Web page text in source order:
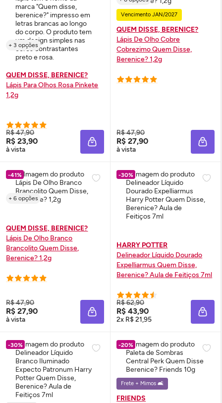
+ 3 opções
QUEM DISSE, BERENICE?
Lápis Para Olhos Rosa Pinkete
1,2g
R$ 47,90
R$ 23,90
à vista ADICIONAR À SACOLA
Vencimento JAN/2027
QUEM DISSE, BERENICE?
Lápis De Olho Cobre
Cobrezimo Quem Disse,
Berenice? 1,2g
R$ 47,90
R$ 27,90
à vista
-41%
+ 6 opções
QUEM DISSE, BERENICE?
Lápis De Olho Branco
Brancolito Quem Disse,
Berenice? 1,2g
R$ 47,90
R$ 27,90
à vista ADICIONAR À SACOLA
-30%
HARRY POTTER
Delineador Líquido Dourado
Expelliarmus Quem Disse,
Berenice? Aula de Feitiços 7ml
R$ 62,90
R$ 43,90
2x R$ 21,95
-30% -20%
Frete + Mimos 🛋️
FRIENDS